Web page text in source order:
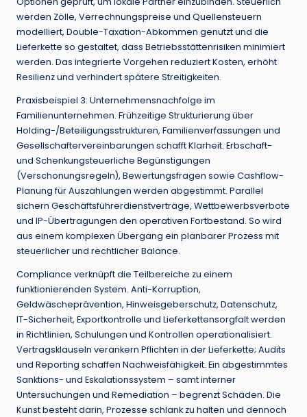
werden Zölle, Verrechnungspreise und Quellensteuern
modelliert, Double-Taxation-Abkommen genutzt und die
Lieferkette so gestaltet, dass Betriebsstättenrisiken minimiert
werden. Das integrierte Vorgehen reduziert Kosten, erhöht
Resilienz und verhindert spätere Streitigkeiten.
Praxisbeispiel 3: Unternehmensnachfolge im
Familienunternehmen. Frühzeitige Strukturierung über
Holding-/Beteiligungsstrukturen, Familienverfassungen und
Gesellschaftervereinbarungen schafft Klarheit. Erbschaft-
und Schenkungsteuerliche Begünstigungen
(Verschonungsregeln), Bewertungsfragen sowie Cashflow-
Planung für Auszahlungen werden abgestimmt. Parallel
sichern Geschäftsführerdienstverträge, Wettbewerbsverbote
und IP-Übertragungen den operativen Fortbestand. So wird
aus einem komplexen Übergang ein planbarer Prozess mit
steuerlicher und rechtlicher Balance.
Compliance verknüpft die Teilbereiche zu einem
funktionierenden System. Anti-Korruption,
Geldwäscheprävention, Hinweisgeberschutz, Datenschutz,
IT-Sicherheit, Exportkontrolle und Lieferkettensorgfalt werden
in Richtlinien, Schulungen und Kontrollen operationalisiert.
Vertragsklauseln verankern Pflichten in der Lieferkette; Audits
und Reporting schaffen Nachweisfähigkeit. Ein abgestimmtes
Sanktions- und Eskalationssystem – samt interner
Untersuchungen und Remediation – begrenzt Schäden. Die
Kunst besteht darin, Prozesse schlank zu halten und dennoch